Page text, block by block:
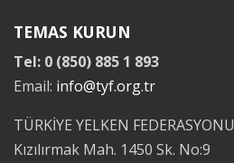
TEMAS KURUN
Tel: 0 (850) 885 1 893
Email: info@tyf.org.tr
TÜRKİYE YELKEN FEDERASYONU
Kızılırmak Mah. 1450 Sk. No:9